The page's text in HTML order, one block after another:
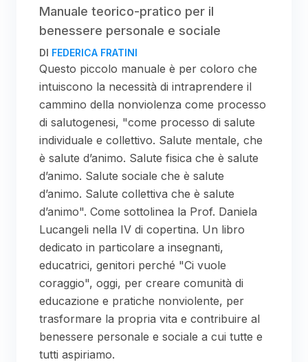
Manuale teorico-pratico per il
benessere personale e sociale
DI FEDERICA FRATINI
Questo piccolo manuale è per coloro che
intuiscono la necessità di intraprendere il
cammino della nonviolenza come processo
di salutogenesi, "come processo di salute
individuale e collettivo. Salute mentale, che
è salute d’animo. Salute fisica che è salute
d’animo. Salute sociale che è salute
d’animo. Salute collettiva che è salute
d’animo". Come sottolinea la Prof. Daniela
Lucangeli nella IV di copertina. Un libro
dedicato in particolare a insegnanti,
educatrici, genitori perché "Ci vuole
coraggio", oggi, per creare comunità di
educazione e pratiche nonviolente, per
trasformare la propria vita e contribuire al
benessere personale e sociale a cui tutte e
tutti aspiriamo.